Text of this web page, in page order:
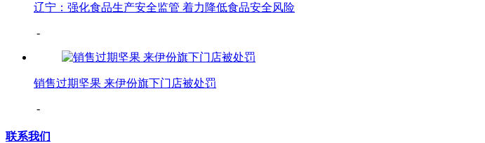
辽宁：强化食品生产安全监管 着力降低食品安全风险
-
销售过期坚果 来伊份旗下门店被处罚
-
联系我们